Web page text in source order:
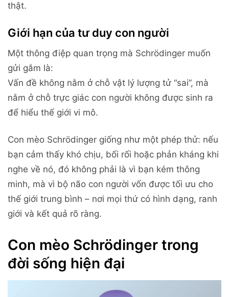
thật.
Giới hạn của tư duy con người
Một thông điệp quan trọng mà Schrödinger muốn
gửi gắm là:
Vấn đề không nằm ở chỗ vật lý lượng tử “sai”, mà
nằm ở chỗ trực giác con người không được sinh ra
để hiểu thế giới vi mô.
Con mèo Schrödinger giống như một phép thử: nếu
bạn cảm thấy khó chịu, bối rối hoặc phản kháng khi
nghe về nó, đó không phải là vì bạn kém thông
minh, mà vì bộ não con người vốn được tối ưu cho
thế giới trung bình – nơi mọi thứ có hình dạng, ranh
giới và kết quả rõ ràng.
Con mèo Schrödinger trong
đời sống hiện đại